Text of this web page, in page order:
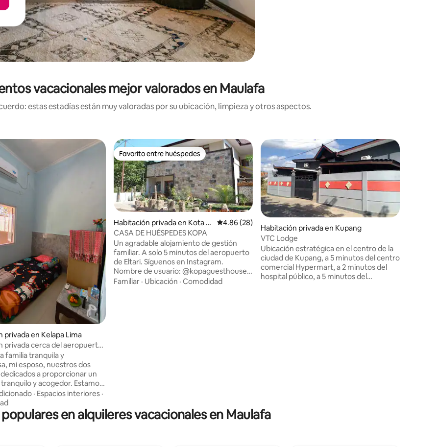
vacacionales mejor valorados en Maulafa
estas estadías están muy valoradas por su ubicación, limpieza y otros aspectos.
privada en Kelapa Lima
privada cerca del aeropuerto
con agua caliente
familia tranquila y
mi esposo, nuestros dos
dedicados a proporcionar un
y acogedor. Estamos
en la carretera principal, lo
la orientación. No tendrás
lejos para encontrar lo
· Espacios interiores ·
Favorito entre huéspedes
Favorito entre huéspedes
Habitación privada en Kota K
upang
Calificación promedio: 4.86 de 5, 28 reseñas
4.86 (28)
CASA DE HUÉSPEDES KOPA
Un agradable alojamiento de gestión
familiar. A solo 5 minutos del aeropuerto
de Eltari. Síguenos en Instagram.
Nombre de usuario: @kopaguesthouse
Dirección: Jl. Bumi 1 gang 3, Liliba,
Familiar · Ubicación · Comodidad
Habitación privada en Kupang
VTC Lodge
Ubicación estratégica en el centro de la
ciudad de Kupang, a 5 minutos del centro
comercial Hypermart, a 2 minutos del
hospital público, a 5 minutos del
en alquileres vacacionales en Maulafa